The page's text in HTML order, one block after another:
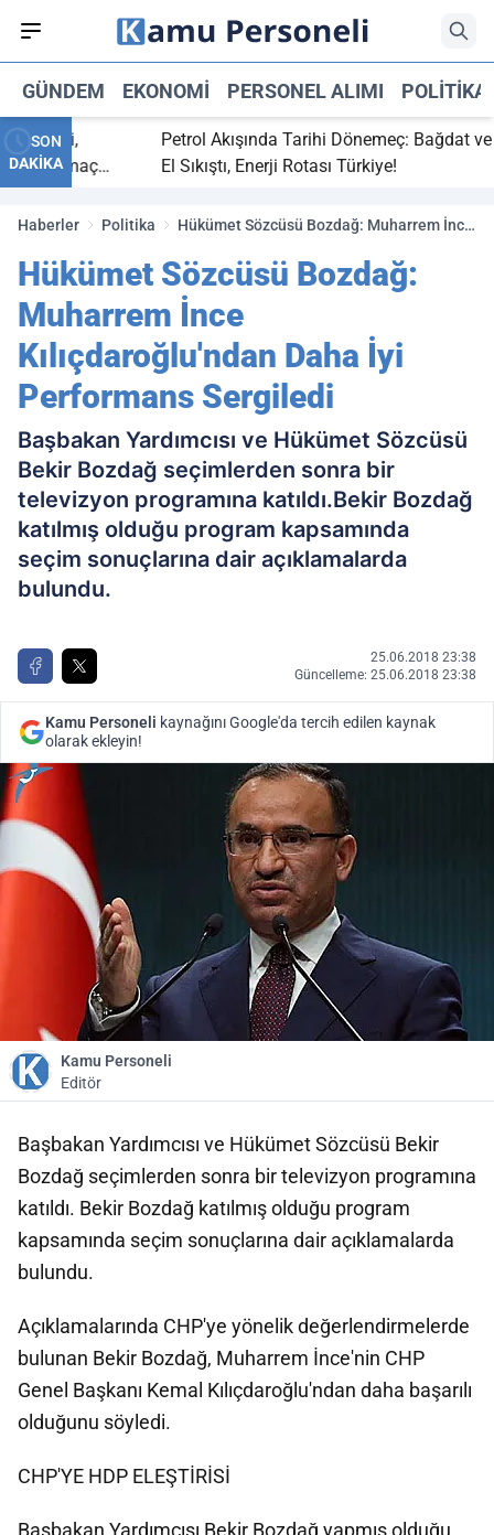
GÜNDEM EKONOMI PERSONEL ALIMI POLITIKA
SON
DAKİKA
bitti,
maç
Petrol Akışında Tarihi Dönemeç: Bağdat ve
El Sıkıştı, Enerji Rotası Türkiye!
Haberler Politika
Hükümet Sözcüsü Bozdağ: Muharrem İnce
Sergiledi
Hükümet Sözcüsü Bozdağ:
Muharrem İnce
Kılıçdaroğlu'ndan Daha İyi
Performans Sergiledi
Başbakan Yardımcısı ve Hükümet Sözcüsü
Bekir Bozdağ seçimlerden sonra bir
televizyon programına katıldı.Bekir Bozdağ
katılmış olduğu program kapsamında
seçim sonuçlarına dair açıklamalarda
bulundu.
25.06.2018 23:38
Güncelleme: 25.06.2018 23:38
Kamu Personeli kaynağını Google'da tercih edilen kaynak
olarak ekleyin!
Kamu Personeli
Editör
Başbakan Yardımcısı ve Hükümet Sözcüsü Bekir
Bozdağ seçimlerden sonra bir televizyon programına
katıldı. Bekir Bozdağ katılmış olduğu program
kapsamında seçim sonuçlarına dair açıklamalarda
bulundu.
Açıklamalarında CHP'ye yönelik değerlendirmelerde
bulunan Bekir Bozdağ, Muharrem İnce'nin CHP
Genel Başkanı Kemal Kılıçdaroğlu'ndan daha başarılı
olduğunu söyledi.
CHP'YE HDP ELEŞTİRİSİ
Başbakan Yardımcısı Bekir Bozdağ yapmış olduğu